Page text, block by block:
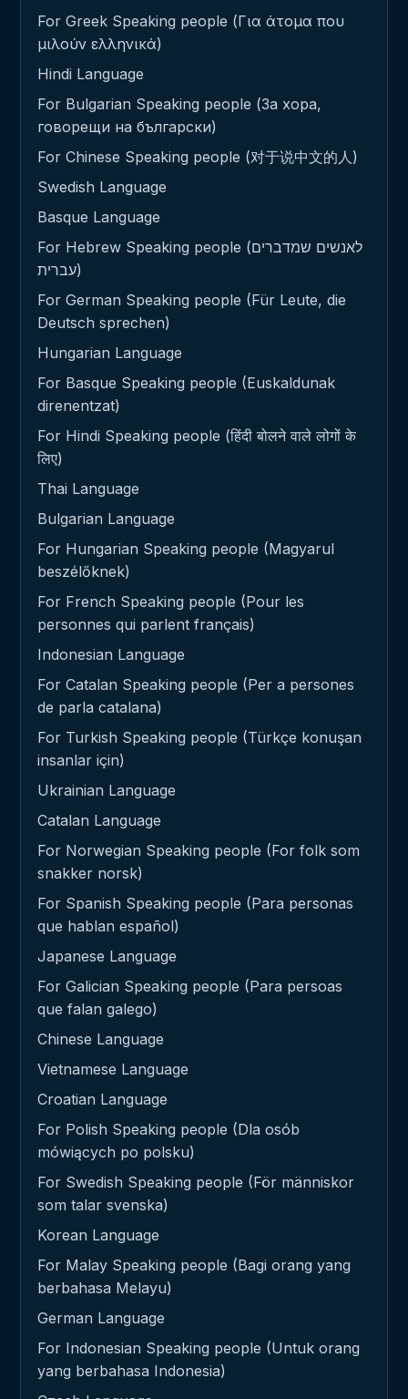
For Greek Speaking people (Για άτομα που
μιλούν ελληνικά)
Hindi Language
For Bulgarian Speaking people (За хора,
говорещи на български)
For Chinese Speaking people (对于说中文的人)
Swedish Language
Basque Language
For Hebrew Speaking people (לאנשים שמדברים
עברית)
For German Speaking people (Für Leute, die
Deutsch sprechen)
Hungarian Language
For Basque Speaking people (Euskaldunak
direnentzat)
For Hindi Speaking people (हिंदी बोलने वाले लोगों के
लिए)
Thai Language
Bulgarian Language
For Hungarian Speaking people (Magyarul
beszélőknek)
For French Speaking people (Pour les
personnes qui parlent français)
Indonesian Language
For Catalan Speaking people (Per a persones
de parla catalana)
For Turkish Speaking people (Türkçe konuşan
insanlar için)
Ukrainian Language
Catalan Language
For Norwegian Speaking people (For folk som
snakker norsk)
For Spanish Speaking people (Para personas
que hablan español)
Japanese Language
For Galician Speaking people (Para persoas
que falan galego)
Chinese Language
Vietnamese Language
Croatian Language
For Polish Speaking people (Dla osób
mówiących po polsku)
For Swedish Speaking people (För människor
som talar svenska)
Korean Language
For Malay Speaking people (Bagi orang yang
berbahasa Melayu)
German Language
For Indonesian Speaking people (Untuk orang
yang berbahasa Indonesia)